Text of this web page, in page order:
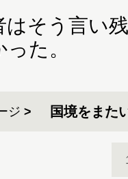
そう言い
た。
ジ 国境をまた